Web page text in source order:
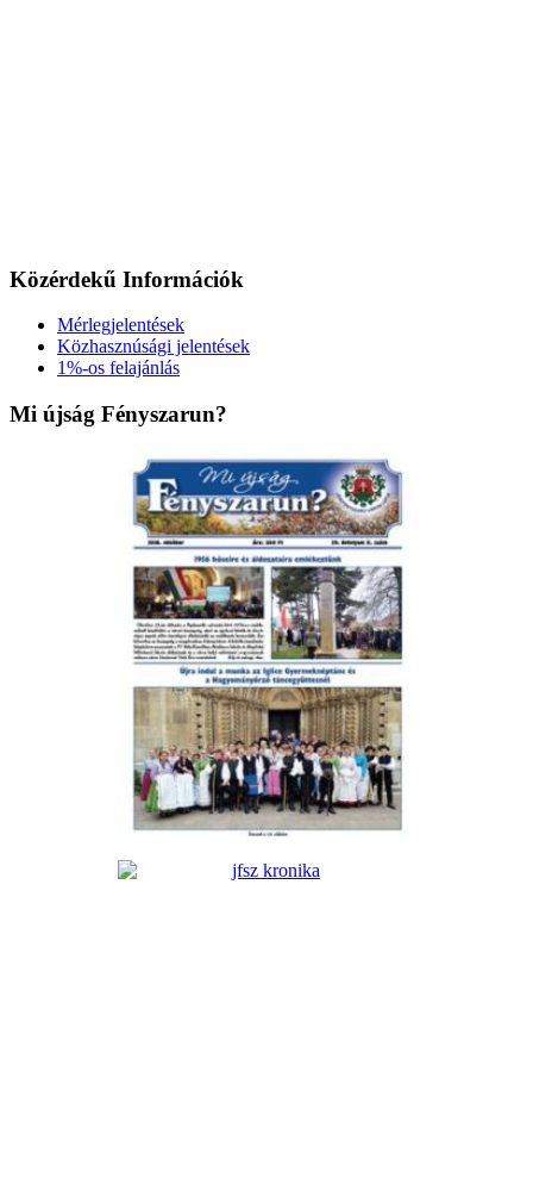
Közérdekű Információk
Mérlegjelentések
Közhasznúsági jelentések
1%-os felajánlás
Mi újság Fényszarun?